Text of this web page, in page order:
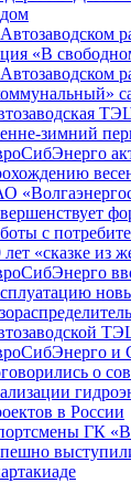
«В
зимний
с
лет «сказке из
и
о
в России
ГК